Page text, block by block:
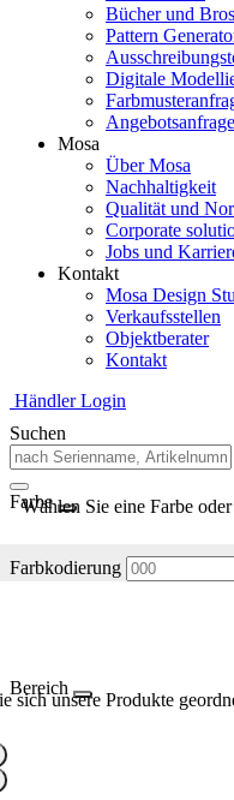
Bücher und
Pattern
Digitale
Angebotsanfrage
Mosa
Über Mosa
Nachhaltigkeit
Qualität und
Corporate
Jobs und
Kontakt
Mosa Design
Verkaufsstellen
Objektberater
Kontakt
Händler Login
Suchen
Farbe
Wählen Sie eine Farbe
Farbkodierung
Bereich
sich unsere Produkte